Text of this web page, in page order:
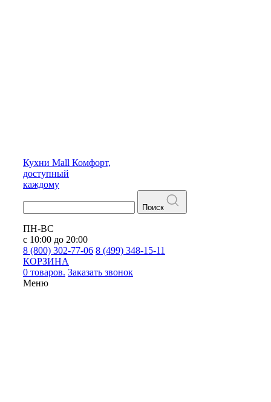
Кухни Mall Комфорт,
доступный
каждому
Поиск
ПН-ВС
с 10:00 до 20:00
8 (800) 302-77-06 8 (499) 348-15-11
КОРЗИНА
0 товаров. Заказать звонок
Меню